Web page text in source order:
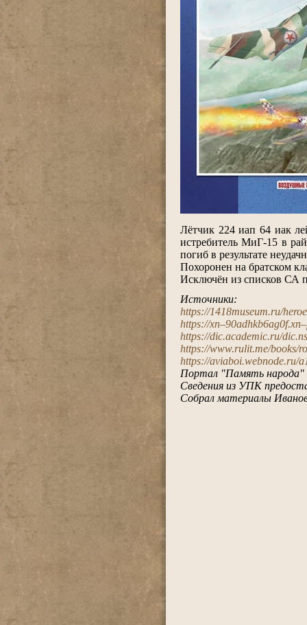
Лётчик 224 иап 64 иак
истребитель МиГ-15 в
погиб в результате
Похоронен на братском
Исключён из списков СА
Источники:
https://1418museum.ru/
https://
https://dic.academic.ru/
https://www.rulit.me/books/
https://aviaboi.webnode.ru/
Портал "Память народа"
Сведения из УПК
Собрал материалы